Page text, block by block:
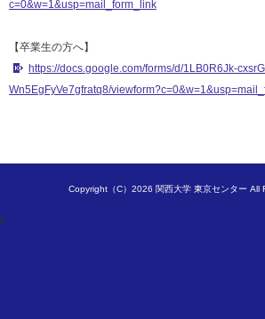
c=0&w=1&usp=mail_form_link
【卒業生の方へ】
https://docs.google.com/forms/d/1LB0R6Jk-
Wn5EgFyVe7gfratq8/
Copyright（C）2026 関西大学 東京センター All
s